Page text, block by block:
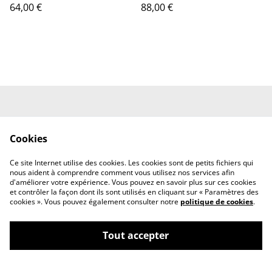
64,00 €
88,00 €
Contactez-nous Conditions
Politique de
confidentialité
Politique de cookies
Cookies
Ce site Internet utilise des cookies. Les cookies sont de petits fichiers qui
nous aident à comprendre comment vous utilisez nos services afin
d'améliorer votre expérience. Vous pouvez en savoir plus sur ces cookies
et contrôler la façon dont ils sont utilisés en cliquant sur « Paramètres des
cookies ». Vous pouvez également consulter notre politique de cookies.
Tout accepter